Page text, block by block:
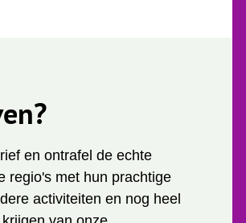
en ontrafel de echte
regio's met hun prachtige
activiteiten en nog heel